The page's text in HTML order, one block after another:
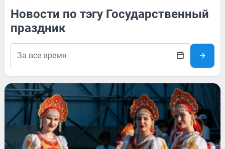
Новости по тэгу Государственный
праздник